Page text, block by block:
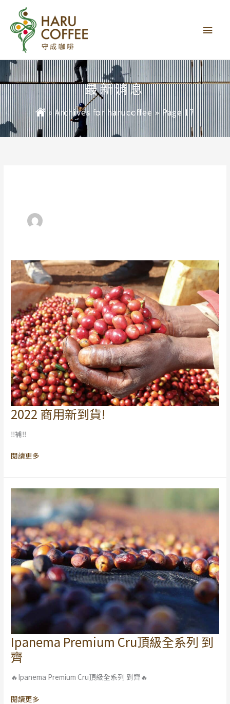
要
單
最新消息
»Archives for harucoffee» Page 17
2022 商用新到貨!
‼️補‼️
2022
商
用
到
閱讀更多
Ipanema Premium Cru頂級全系列 到
齊
🔥Ipanema Premium Cru頂級全系列 到齊🔥
Ipanema
Premium
Cru
頂
全
閱讀更多